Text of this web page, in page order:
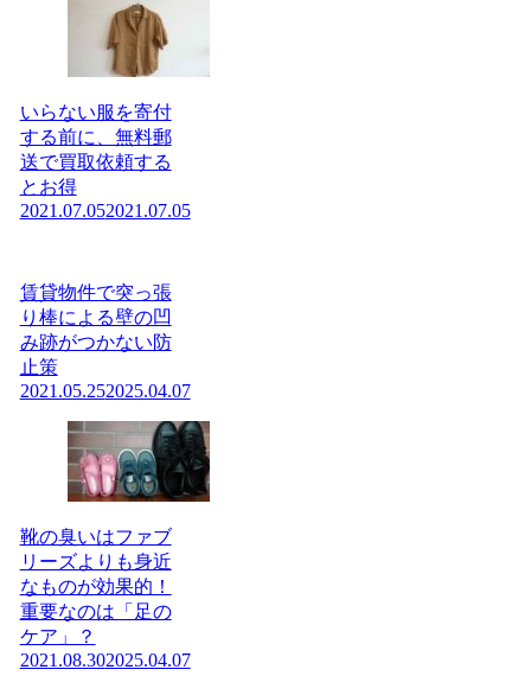
いらない服を寄付
する前に、無料郵
送で買取依頼する
とお得
2021.07.052021.07.05
賃貸物件で突っ張
り棒による壁の凹
み跡がつかない防
止策
2021.05.252025.04.07
靴の臭いはファブ
リーズよりも身近
なものが効果的！
重要なのは「足の
ケア」？
2021.08.302025.04.07